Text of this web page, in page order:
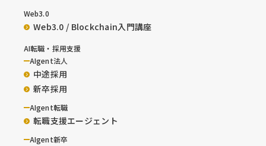
Web3.0
Web3.0 / Blockchain入門講座
AI転職・採用支援
AIgent法人
中途採用
新卒採用
AIgent転職
転職支援エージェント
AIgent新卒